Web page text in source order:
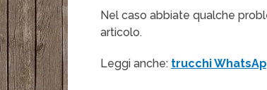
Nel caso abbiate qualche
articolo.
Leggi anche: trucchi